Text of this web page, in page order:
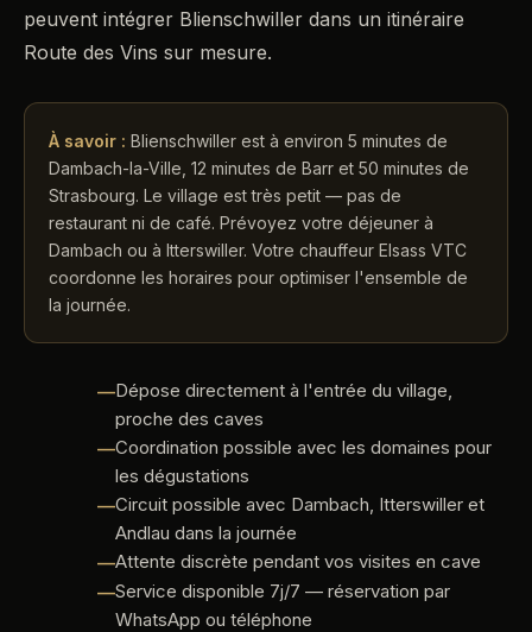
peuvent intégrer Blienschwiller dans un itinéraire
Route des Vins sur mesure.
À savoir : Blienschwiller est à environ 5 minutes de
Dambach-la-Ville, 12 minutes de Barr et 50 minutes de
Strasbourg. Le village est très petit — pas de
restaurant ni de café. Prévoyez votre déjeuner à
Dambach ou à Itterswiller. Votre chauffeur Elsass VTC
coordonne les horaires pour optimiser l'ensemble de
la journée.
Dépose directement à l'entrée du village,
proche des caves
Coordination possible avec les domaines pour
les dégustations
Circuit possible avec Dambach, Itterswiller et
Andlau dans la journée
Attente discrète pendant vos visites en cave
Service disponible 7j/7 — réservation par
WhatsApp ou téléphone